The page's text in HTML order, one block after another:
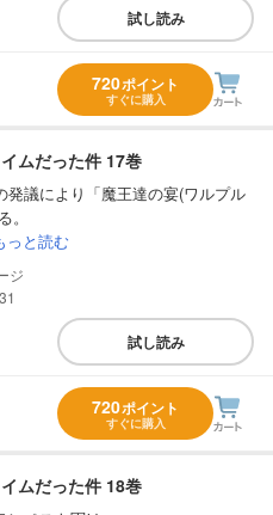
試し読み
720ポイント
すぐに購入
ムだった件 17巻
発議により「魔王達の宴(ワルプル
。
っと読む
試し読み
720ポイント
すぐに購入
ムだった件 18巻